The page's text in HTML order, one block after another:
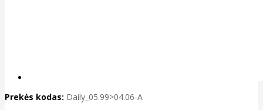
Prekės kodas: Daily_05.99>04.06-A